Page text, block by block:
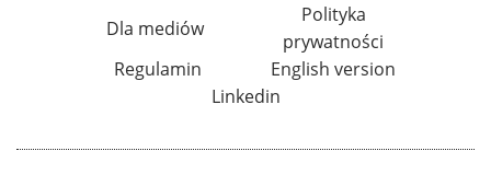
Dla mediów
Polityka
prywatności
Regulamin
English version
Linkedin